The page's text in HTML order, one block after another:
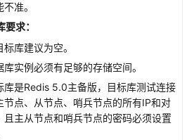
准。
要求：
库建议为空。
库实例必须有足够的存储空间。
库是Redis 5.0主备版，目标库测试连接
节点、从节点、哨兵节点的所有IP和对
且主从节点和哨兵节点的密码必须设置